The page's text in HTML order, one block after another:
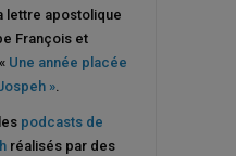
lettre apostolique
François et
Une année placée
».
podcasts de
réalisés par des